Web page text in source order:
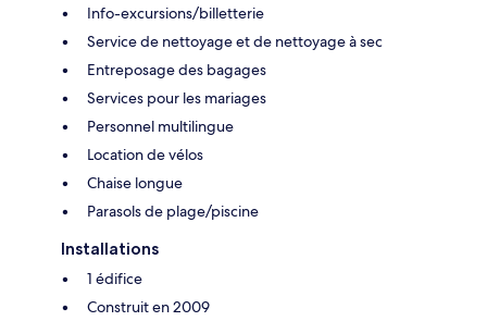
Info-excursions/billetterie
Service de nettoyage et de nettoyage à sec
Entreposage des bagages
Services pour les mariages
Personnel multilingue
Location de vélos
Chaise longue
Parasols de plage/piscine
Installations
1 édifice
Construit en 2009